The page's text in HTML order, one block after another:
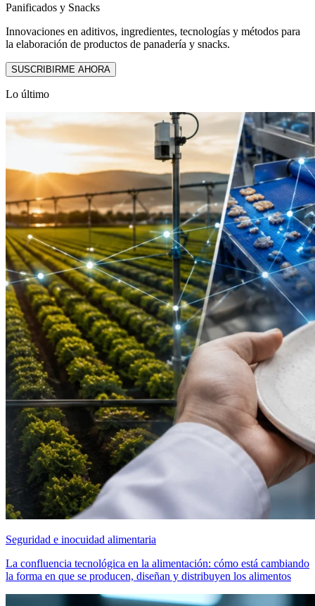
Panificados y Snacks
Innovaciones en aditivos, ingredientes, tecnologías y métodos para
la elaboración de productos de panadería y snacks.
SUSCRIBIRME AHORA
Lo último
Seguridad e inocuidad alimentaria
La confluencia tecnológica en la alimentación: cómo está cambiando
la forma en que se producen, diseñan y distribuyen los alimentos